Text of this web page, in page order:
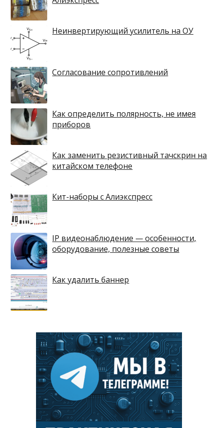
Неинвертирующий усилитель на ОУ
Согласование сопротивлений
Как определить полярность, не имея
приборов
Как заменить резистивный тачскрин на
китайском телефоне
Кит-наборы с Алиэкспресс
IP видеонаблюдение — особенности,
оборудование, полезные советы
Как удалить баннер